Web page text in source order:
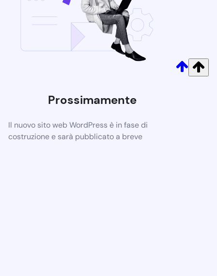
Prossimamente
Il nuovo sito web WordPress è in fase di
costruzione e sarà pubblicato a breve